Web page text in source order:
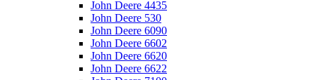
John Deere 4435
John Deere 530
John Deere 6090
John Deere 6602
John Deere 6620
John Deere 6622